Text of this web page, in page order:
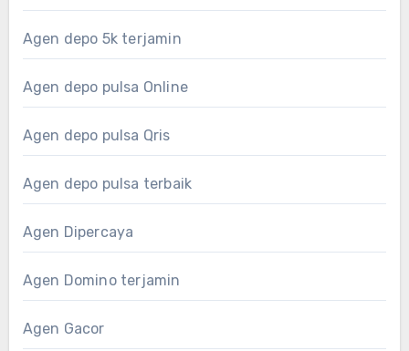
Agen depo 5k terjamin
Agen depo pulsa Online
Agen depo pulsa Qris
Agen depo pulsa terbaik
Agen Dipercaya
Agen Domino terjamin
Agen Gacor